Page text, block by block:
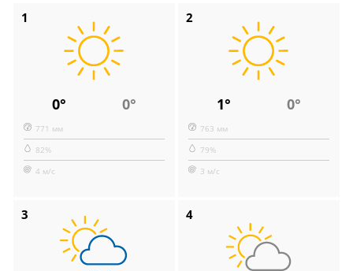
1
0° 0°
771 мм
82%
4 м/с
2
1° 0°
763 мм
79%
3 м/с
3 4